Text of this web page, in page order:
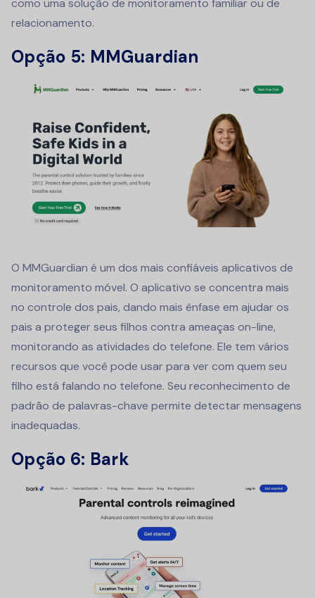
como uma solução de monitoramento familiar ou de
relacionamento.
Opção 5: MMGuardian
O MMGuardian é um dos mais confiáveis aplicativos de
monitoramento móvel. O aplicativo se concentra mais
no controle dos pais, dando mais ênfase em ajudar os
pais a proteger seus filhos contra ameaças on-line,
monitorando as atividades do telefone. Ele tem vários
recursos que você pode usar para ver com quem seu
filho está falando no telefone. Seu reconhecimento de
padrão de palavras-chave permite detectar mensagens
inadequadas.
Opção 6: Bark